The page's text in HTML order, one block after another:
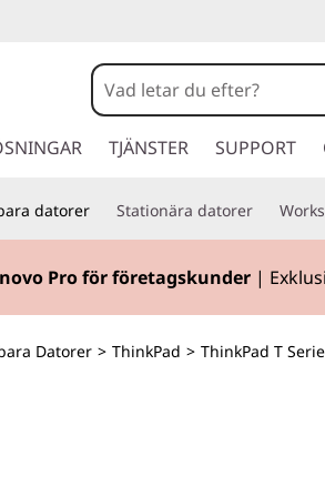
TJÄNSTER SUPPORT
datorer Stationära datorer
Pro för företagskunder|
item 2 of 2
Datorer > ThinkPad > ThinkPad T